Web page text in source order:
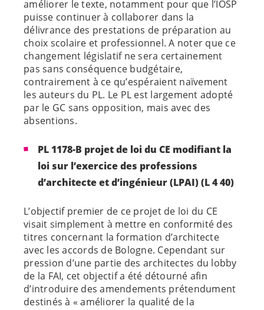
améliorer le texte, notamment pour que l’IOSP
puisse continuer à collaborer dans la
délivrance des prestations de préparation au
choix scolaire et professionnel. A noter que ce
changement législatif ne sera certainement
pas sans conséquence budgétaire,
contrairement à ce qu’espéraient naïvement
les auteurs du PL. Le PL est largement adopté
par le GC sans opposition, mais avec des
absentions.
PL 1178-B projet de loi du CE modifiant la
loi sur l’exercice des professions
d’architecte et d’ingénieur (LPAI) (L 4 40)
L’objectif premier de ce projet de loi du CE
visait simplement à mettre en conformité des
titres concernant la formation d’architecte
avec les accords de Bologne. Cependant sur
pression d’une partie des architectes du lobby
de la FAI, cet objectif a été détourné afin
d’introduire des amendements prétendument
destinés à « améliorer la qualité de la